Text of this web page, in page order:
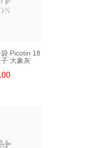
Picotin 18
大象灰